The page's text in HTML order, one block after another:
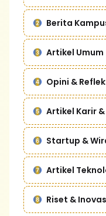
Berita
Artikel Umum
Opini &
Artikel Karir
Startup &
Artikel
Riset &